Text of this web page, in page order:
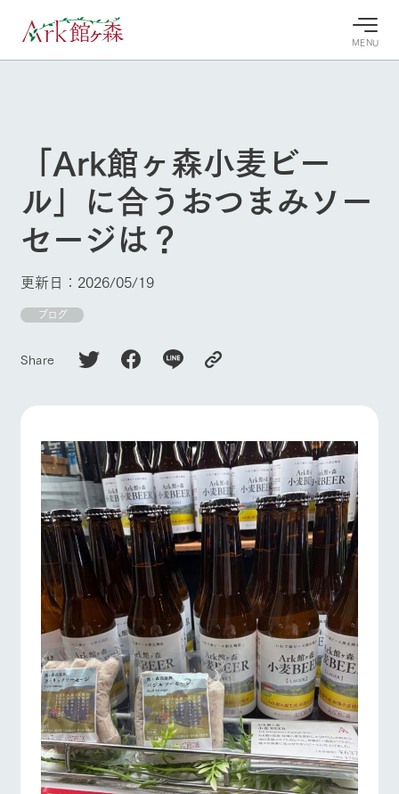
MENU
牧場へ行
営業時
間・料金
交通アク
セス
よくいた
だく質問
団体のお
客様へ
ペットを
お連れの
お客様へ
よく見られている情報
今日の牧
場・営業
案内
本日の営業時間
や牧場の天気、
イベン 牧場の楽
施設・体験情報
フラワー
ガーデン
花のある美しい
自然環境の中、
季節の移り変わ
りを存分に味わ
う
動物とふ
れあう
触れて、感じ
て、学ぶ。館ヶ
森の雄大な自然
なかで動物とふ
れあう
アクティ
ビティ／
体験
ツリーハウスや
各種体験教室な
ど、楽しみなが
ら学べる様々な
アクティビティ
レストラ
ン
牧場の生産品を
知り尽くした料
理人が腕を振
い、ビュッフェ
スタイルで提供
ショップ
／お買い
物
丹精込めて育て
た生産品をはじ
め、牧場産の逸
品を取り揃えた
店舗
牧場マッ
プ
牧場マップのダ
ウンロード
周遊バス
ホーム
Ark館ヶ森について
牧場に行く
私たちの取り組み
ArkFarm Wedding
お知らせ
ブログ
お問い合わせ・資料請求
生産品カタログ・資料DL
English (Google Translate)
ネットショップ
イベント/フェア レストラン/BBQ フラワーガーデン
動物とふれあう アクティビティ/体験 ショップ/お買い物
牧場マップを見る 周遊バス
「Ark館ヶ森小麦ビー
ル」に合うおつまみソー
セージは？
更新日：2026/05/19
ブログ
Share